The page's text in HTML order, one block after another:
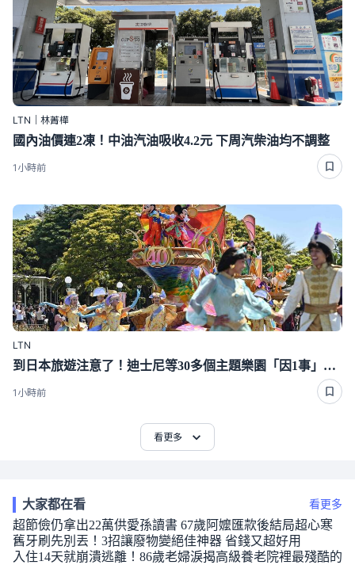
LTN｜林菁樺
國內油價連2凍！中油汽油吸收4.2元 下周汽柴油均不調整
1小時前
LTN
到日本旅遊注意了！迪士尼等30多個主題樂園「因1事」漲價
1小時前
看更多
大家都在看 看更多
超節儉仍拿出22萬供愛孫讀書 67歲阿嬤匯款後結局超心寒
舊牙刷先別丟！3招讓廢物變絕佳神器 省錢又超好用
入住14天就崩潰逃離！86歲老婦淚揭高級養老院裡最殘酷的